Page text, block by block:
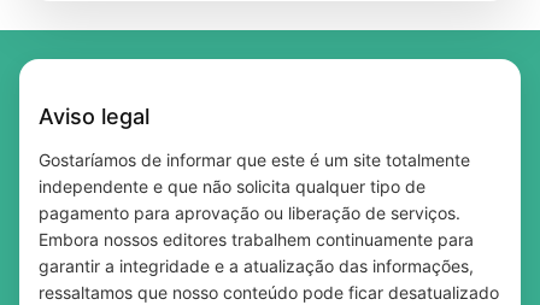
Qual a diferença entre taxa Selic e CDI?
Entenda de forma simples
Músicas que falam de paz: 5 sucessos para
sua playlist
Aviso legal
Gostaríamos de informar que este é um site totalmente
independente e que não solicita qualquer tipo de
pagamento para aprovação ou liberação de serviços.
Embora nossos editores trabalhem continuamente para
garantir a integridade e a atualização das informações,
ressaltamos que nosso conteúdo pode ficar desatualizado